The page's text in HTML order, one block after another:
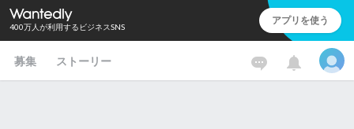
400万人が利用するビジネスSNS アプリを使う
募集 ストーリー